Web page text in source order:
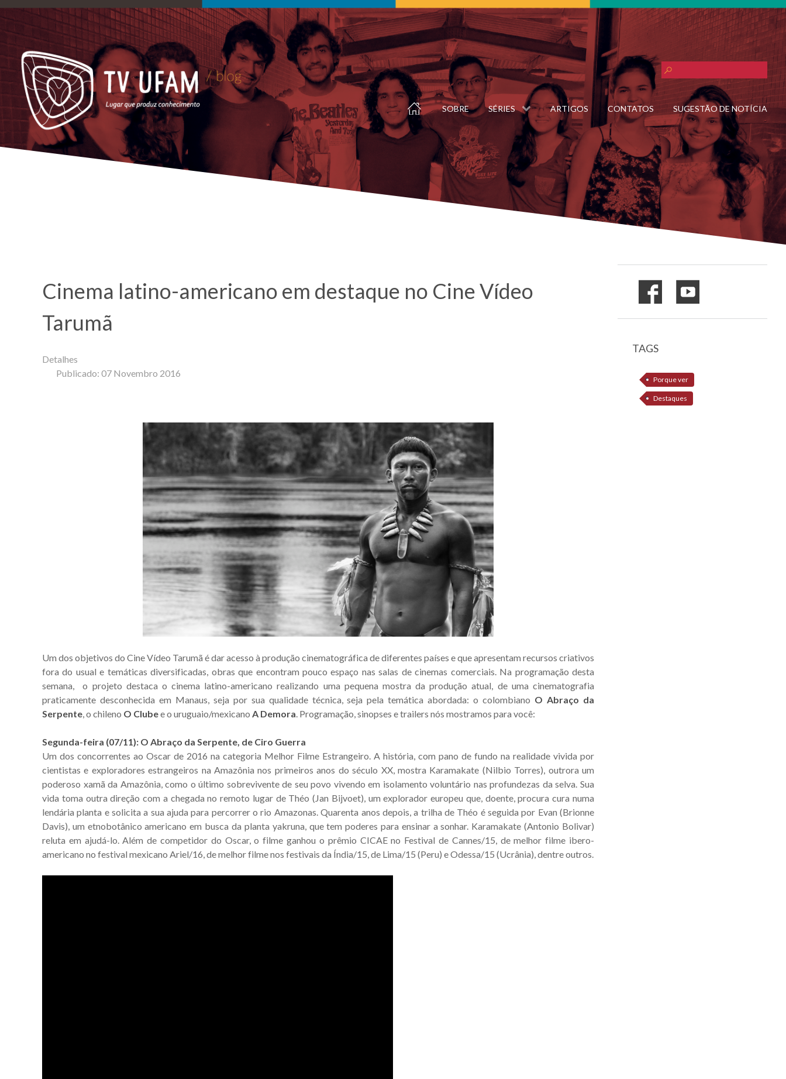
SOBRE SÉRIES ARTIGOS CONTATOS SUGESTÃO DE NOTÍCIA
Cinema latino-americano em destaque no Cine Vídeo
Tarumã
Detalhes
Publicado: 07 Novembro 2016
Um dos objetivos do Cine Vídeo Tarumã é dar acesso à produção cinematográfica de diferentes países e que apresentam recursos criativos
fora do usual e temáticas diversificadas, obras que encontram pouco espaço nas salas de cinemas comerciais. Na programação desta
semana, o projeto destaca o cinema latino-americano realizando uma pequena mostra da produção atual, de uma cinematografia
praticamente desconhecida em Manaus, seja por sua qualidade técnica, seja pela temática abordada: o colombiano O Abraço da
Serpente, o chileno O Clubee o uruguaio/mexicano A Demora. Programação, sinopses e trailers nós mostramos para você:
Segunda-feira (07/11): O Abraço da Serpente, de Ciro Guerra
Um dos concorrentes ao Oscar de 2016 na categoria Melhor Filme Estrangeiro. A história, com pano de fundo na realidade vivida por
cientistas e exploradores estrangeiros na Amazônia nos primeiros anos do século XX, mostra Karamakate (Nilbio Torres), outrora um
poderoso xamã da Amazônia, como o último sobrevivente de seu povo vivendo em isolamento voluntário nas profundezas da selva. Sua
vida toma outra direção com a chegada no remoto lugar de Théo (Jan Bijvoet), um explorador europeu que, doente, procura cura numa
lendária planta e solicita a sua ajuda para percorrer o rio Amazonas. Quarenta anos depois, a trilha de Théo é seguida por Evan (Brionne
Davis), um etnobotânico americano em busca da planta yakruna, que tem poderes para ensinar a sonhar. Karamakate (Antonio Bolivar)
reluta em ajudá-lo. Além de competidor do Oscar, o filme ganhou o prêmio CICAE no Festival de Cannes/15, de melhor filme ibero-
americano no festival mexicano Ariel/16, de melhor filme nos festivais da Índia/15, de Lima/15 (Peru) e Odessa/15 (Ucrânia), dentre outros.
TAGS
Porque ver
Destaques